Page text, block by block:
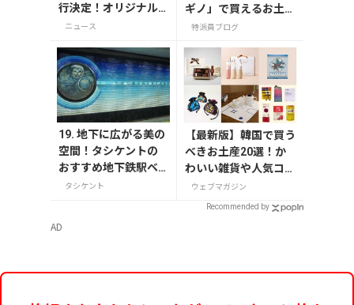
行決定！オリジナル
グッズが当たる発行
中
ニュース
ギノ」で買えるお土産
4選
特派員ブログ
19. 地下に広がる美の
空間！タシケントの
おすすめ地下鉄駅ベ
スト5
タシケント
【最新版】韓国で買う
べきお土産20選！か
わいい雑貨や人気コス
メを紹介
ウェブマガジン
Recommended by
AD